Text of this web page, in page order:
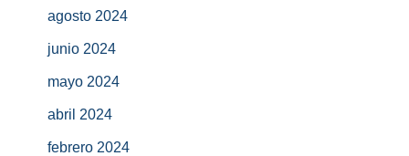
agosto 2024
junio 2024
mayo 2024
abril 2024
febrero 2024